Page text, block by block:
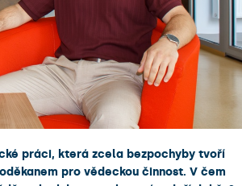
práci, která zcela bezpochyby tvoří
pro vědeckou činnost. V čem